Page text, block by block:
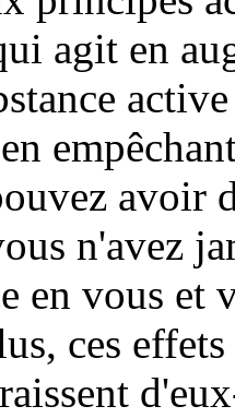
agit en
avoir
n'avez
en vous et
ces